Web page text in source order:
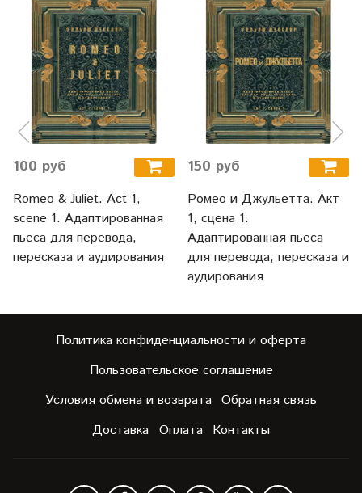
100 руб
Romeo & Juliet. Act 1,
scene 1. Адаптированная
пьеса для перевода,
пересказа и аудирования
150 руб
Ромео и Джульетта. Акт
1, сцена 1.
Адаптированная пьеса
для перевода, пересказа и
аудирования
Политика конфиденциальности и оферта
Пользовательское соглашение
Условия обмена и возврата Обратная связь
Доставка Оплата Контакты